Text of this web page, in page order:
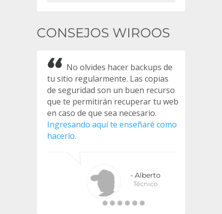
CONSEJOS WIROOS
No olvides hacer backups de
tu sitio regularmente. Las copias
de seguridad son un buen recurso
que te permitirán recuperar tu web
en caso de que sea necesario.
Ingresando aquí te enseñaré como
hacerlo.
- Alberto
Técnico